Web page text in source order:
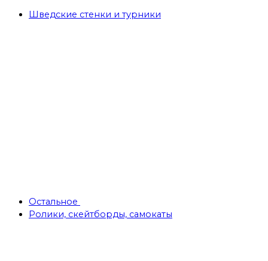
Шведские стенки и турники
Остальное
Ролики, скейтборды, самокаты